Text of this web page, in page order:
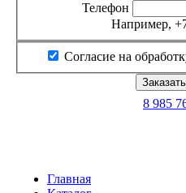
Телефон
Например,
Согласие на
8 985
Главная